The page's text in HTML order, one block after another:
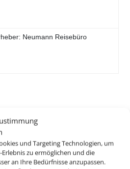
und Targeting Technologien, um
zu ermöglichen und die
an Ihre Bedürfnisse anzupassen.
Neumann Reisebüro